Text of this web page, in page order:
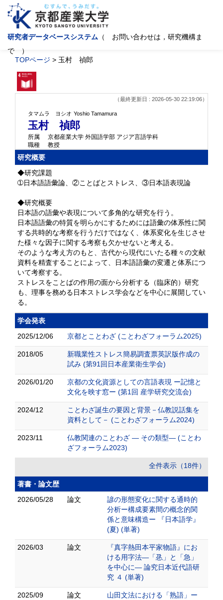
研究者データベースシステム （ お問い合わせは，研究機構ま
で ）
TOPページ > 玉村 禎郎
（最終更新日 : 2026-05-30 22:19:06）
タマムラ ヨシオ Yoshio Tamamura
玉村 禎郎
所属
京都産業大学 外国語学部 アジア言語学科
職種
教授
研究概要
◆研究課題
➀日本語語彙論、②ことばとストレス、③日本語表現論
◆研究概要
日本語の語彙や表現について多角的な研究を行う。
日本語語彙の特質を明らかにするためには語彙の体系性に関
する共時的な考察を行うだけではなく、体系変化を生じさせ
た様々な因子に関する考察も欠かせないと考える。
そのような考え方のもと、古代から現代にいたる種々の文献
資料を精査することによって、日本語語彙の変遷と体系につ
いて考察する。
ストレスをことばの作用の面から分析する（臨床的）研究
も、理事を務める日本ストレス学会などを中心に展開してい
る。
学会発表
2025/12/06
京都とことわざ (ことわざフォーラム2025)
2018/05
新職業性ストレス簡易調査票英訳版作成の
試み (第91回日本産業衛生学会)
2026/01/20
京都の文化資源としての言語表現 ー記憶と
文化を映す窓ー (第1回 産学研究交流会)
2024/12
ことわざ誕生の要因と背景－仏教説話集を
資料として－ (ことわざフォーラム2024)
2023/11
仏教関連のことわざ ― その類型― (ことわ
ざフォーラム2023)
全件表示（18件）
著書・論文歴
2026/05/28
論文
諺の形態変化に関する通時的
分析ー構成要素間の概念的関
係と意味構造ー 『日本語学』
(夏) (単著)
2026/03 論文
『真字熱田本平家物語』にお
ける用字法―「㤂」と「急」
を中心に― 論究日本近代語研
究 ４ (単著)
2025/09 論文
山田文法における「熟語」ー